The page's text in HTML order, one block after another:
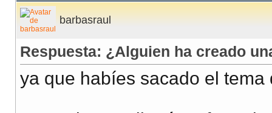
barbasraul
Respuesta: ¿Alguien ha creado
ya que habíes sacado el tema